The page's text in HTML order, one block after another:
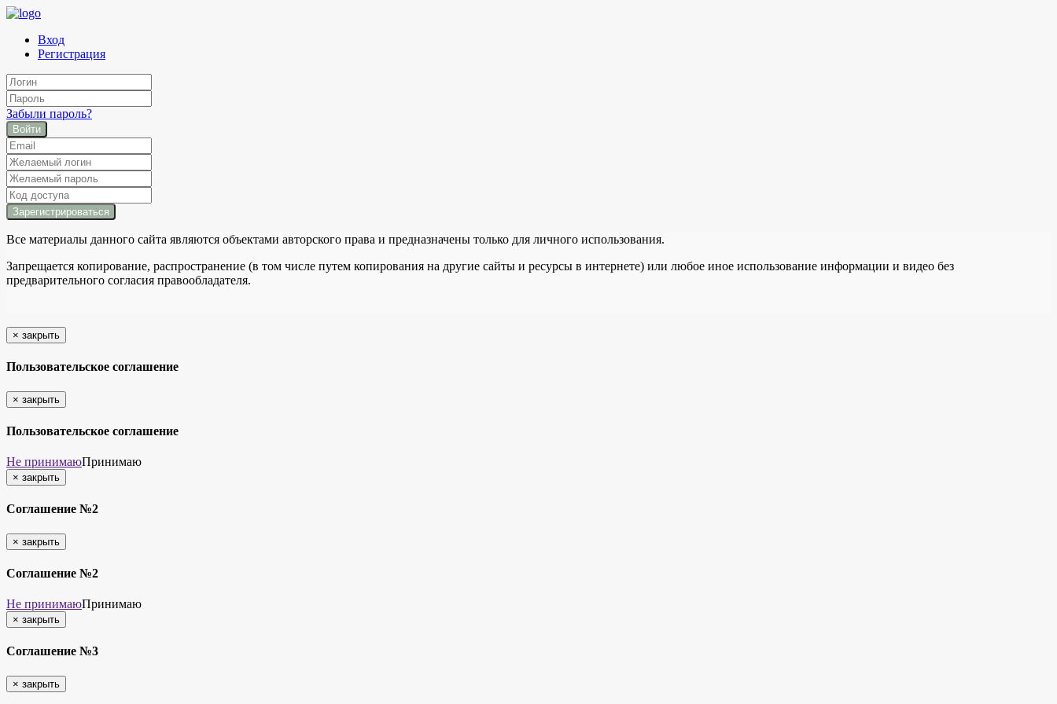
Вход
Регистрация
Забыли пароль?
Войти
Все материалы данного сайта являются объектами авторского права и предназначены только для личного использования.
Запрещается копирование, распространение (в том числе путем копирования на другие сайты и ресурсы в интернете) или любое иное использование информации и видео без
предварительного согласия правообладателя.
× закрыть
Пользовательское соглашение
× закрыть
Пользовательское соглашение
Не принимаюПринимаю
× закрыть
Соглашение №2
× закрыть
Соглашение №2
Не принимаюПринимаю
× закрыть
Соглашение №3
× закрыть